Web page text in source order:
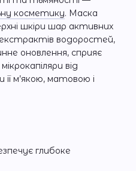
косметику. Маска
шкіри шар активних
екстрактів водоростей,
оновлення, сприяє
від
м’якою, матовою і
глибоке